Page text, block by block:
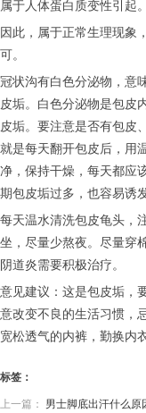
属于人体蛋白质变性引起。
因此，属于正常生理现象
可。
冠状沟有白色分泌物，意
皮垢。白色分泌物是包皮
皮垢。要注意是否有包皮
就是每天翻开包皮后，用
净，保持干燥，每天都应
期包皮垢过多，也容易诱
每天温水清洗包皮龟头，
坐，尽量少熬夜。尽量穿
阴道炎需要积极治疗。
意见建议：这是包皮垢，
意改变不良的生活习惯，
宽松透气的内裤，勤换内
标签：
上一篇： 男士脚底出汗什么原